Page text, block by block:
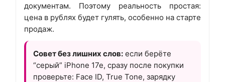
документам. Поэтому реальность простая:
цена в рублях будет гулять, особенно на старте
продаж.
Совет без лишних слов: если берёте
“серый” iPhone 17e, сразу после покупки
проверьте: Face ID, True Tone, зарядку